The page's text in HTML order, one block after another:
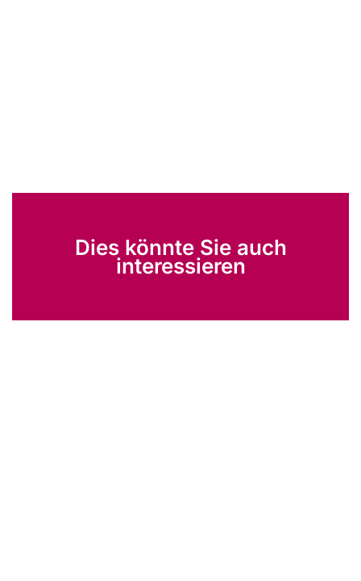
Dies könnte Sie auch
interessieren